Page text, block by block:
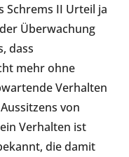
Schrems II Urteil ja
Überwachung
dass
mehr ohne
Verhalten
von
Verhalten ist
die damit